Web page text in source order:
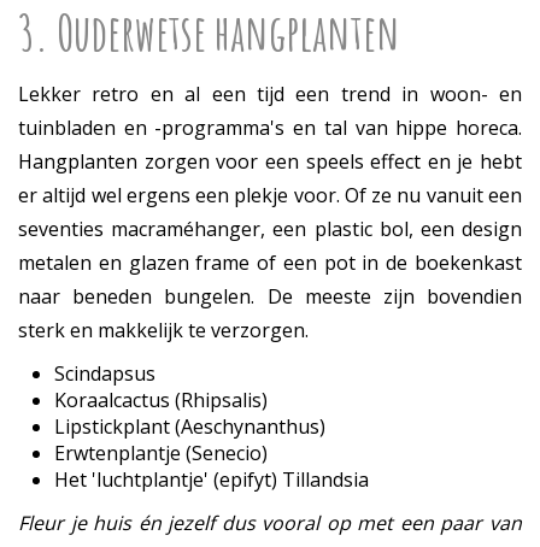
3. Ouderwetse hangplanten
Lekker retro en al een tijd een trend in woon- en
tuinbladen en -programma's en tal van hippe horeca.
Hangplanten zorgen voor een speels effect en je hebt
er altijd wel ergens een plekje voor. Of ze nu vanuit een
seventies macraméhanger, een plastic bol, een design
metalen en glazen frame of een pot in de boekenkast
naar beneden bungelen. De meeste zijn bovendien
sterk en makkelijk te verzorgen.
Scindapsus
Koraalcactus (Rhipsalis)
Lipstickplant (Aeschynanthus)
Erwtenplantje (Senecio)
Het 'luchtplantje' (epifyt) Tillandsia
Fleur je huis én jezelf dus vooral op met een paar van